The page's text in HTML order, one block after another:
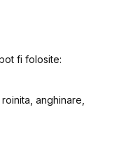
fi folosite:
anghinare,